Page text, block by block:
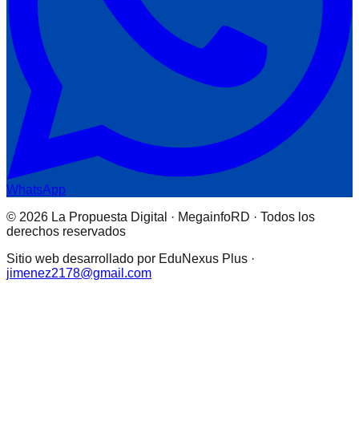
WhatsApp
© 2026 La Propuesta Digital · MegainfoRD · Todos los
derechos reservados
Sitio web desarrollado por EduNexus Plus ·
jimenez2178@gmail.com